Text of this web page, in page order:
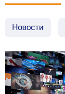
Новости